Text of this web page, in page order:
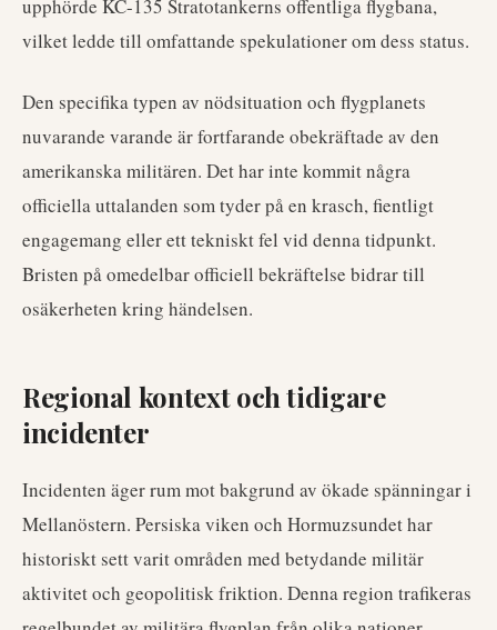
upphörde KC-135 Stratotankerns offentliga flygbana,
vilket ledde till omfattande spekulationer om dess status.
Den specifika typen av nödsituation och flygplanets
nuvarande varande är fortfarande obekräftade av den
amerikanska militären. Det har inte kommit några
officiella uttalanden som tyder på en krasch, fientligt
engagemang eller ett tekniskt fel vid denna tidpunkt.
Bristen på omedelbar officiell bekräftelse bidrar till
osäkerheten kring händelsen.
Regional kontext och tidigare
incidenter
Incidenten äger rum mot bakgrund av ökade spänningar i
Mellanöstern. Persiska viken och Hormuzsundet har
historiskt sett varit områden med betydande militär
aktivitet och geopolitisk friktion. Denna region trafikeras